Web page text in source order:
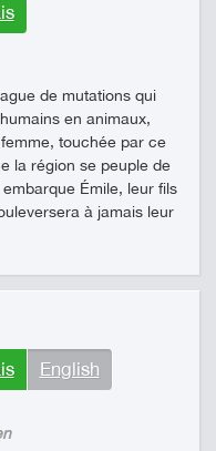
de mutations qui
en animaux,
touchée par ce
la région se peuple de
Émile, leur fils
à jamais leur
English